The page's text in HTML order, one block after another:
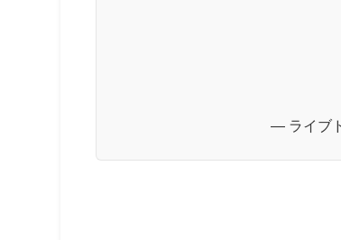
— ライブ